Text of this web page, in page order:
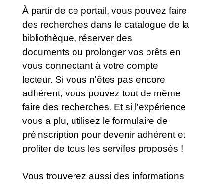
À partir de ce portail, vous pouvez faire
des recherches dans le catalogue de la
bibliothèque, réserver des
documents ou prolonger vos prêts en
vous connectant à votre compte
lecteur. Si vous n'êtes pas encore
adhérent, vous pouvez tout de même
faire des recherches. Et si l'expérience
vous a plu, utilisez le formulaire de
préinscription pour devenir adhérent et
profiter de tous les servifes proposés !
Vous trouverez aussi des informations